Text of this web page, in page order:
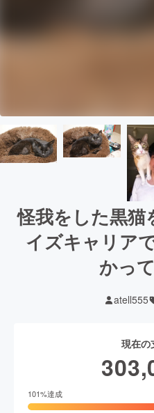
怪我をした黒猫
イズキャリア
かっ
atell555
現在の
101%達成